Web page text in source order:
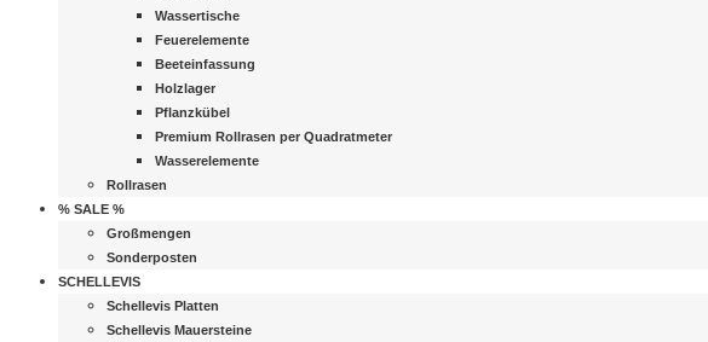
Wassertische
Feuerelemente
Beeteinfassung
Holzlager
Pflanzkübel
Premium Rollrasen per Quadratmeter
Wasserelemente
Rollrasen
% SALE %
Großmengen
Sonderposten
SCHELLEVIS
Schellevis Platten
Schellevis Mauersteine